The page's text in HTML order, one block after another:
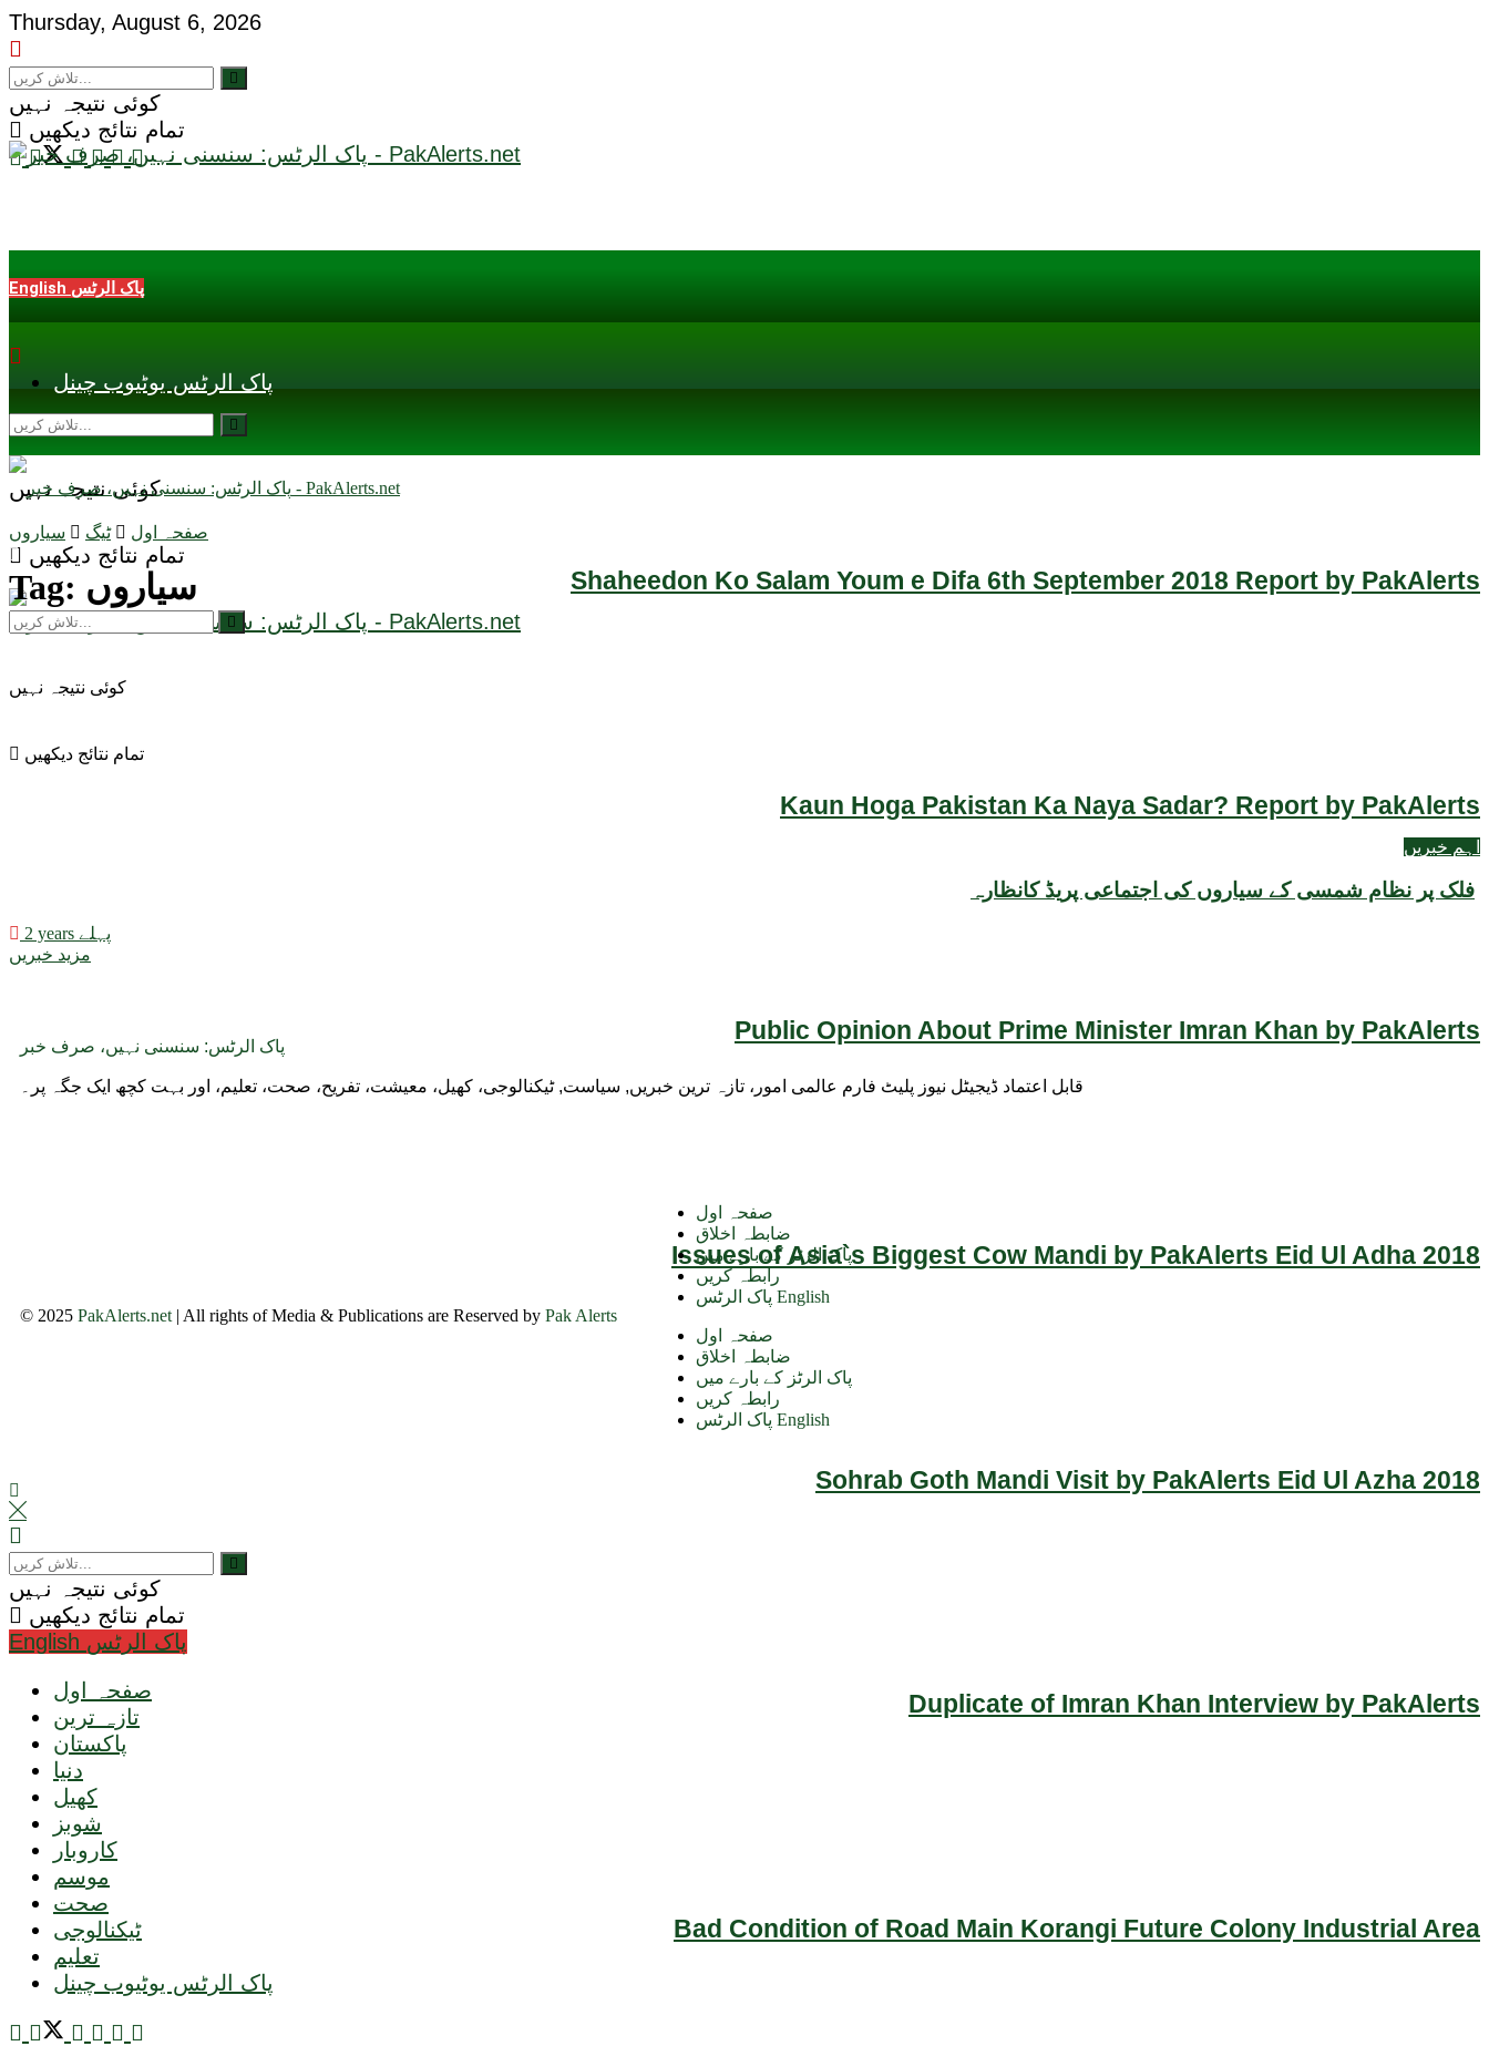
Thursday, August 6, 2026
کوئی نتیجہ نہیں
تمام نتائج دیکھیں
English پاک الرٹس
پاک الرٹس یوٹیوب چینل
Shaheedon Ko Salam Youm e Difa 6th September 2018 Report by PakAlerts
Kaun Hoga Pakistan Ka Naya Sadar? Report by PakAlerts
Public Opinion About Prime Minister Imran Khan by PakAlerts
Issues of Asia`s Biggest Cow Mandi by PakAlerts Eid Ul Adha 2018
Sohrab Goth Mandi Visit by PakAlerts Eid Ul Azha 2018
Duplicate of Imran Khan Interview by PakAlerts
Bad Condition of Road Main Korangi Future Colony Industrial Area
کوئی نتیجہ نہیں
تمام نتائج دیکھیں
کوئی نتیجہ نہیں
تمام نتائج دیکھیں
صفحہ اول ٹیگ سیاروں
Tag: سیاروں
اہم خبریں
فلک پر نظام شمسی کے سیاروں کی اجتماعی پریڈ کانظارہ
2 years پہلے
مزید خبریں
پاک الرٹس: سنسنی نہیں، صرف خبر
قابل اعتماد ڈیجیٹل نیوز پلیٹ فارم عالمی امور، تازہ ترین خبریں, سیاست, ٹیکنالوجی، کھیل، معیشت، تفریح، صحت، تعلیم، اور بہت کچھ ایک جگہ پر۔
© 2025 PakAlerts.net | All rights of Media & Publications are Reserved by Pak Alerts
صفحہ اول
ضابطہ اخلاق
پاک الرٹز کے بارے میں
رابطہ کریں
پاک الرٹس English
صفحہ اول
ضابطہ اخلاق
پاک الرٹز کے بارے میں
رابطہ کریں
پاک الرٹس English
کوئی نتیجہ نہیں
تمام نتائج دیکھیں
English پاک الرٹس
صفحہ اول
تازہ ترین
پاکستان
دنیا
کھیل
شوبز
کاروبار
موسم
صحت
ٹیکنالوجی
تعلیم
پاک الرٹس یوٹیوب چینل